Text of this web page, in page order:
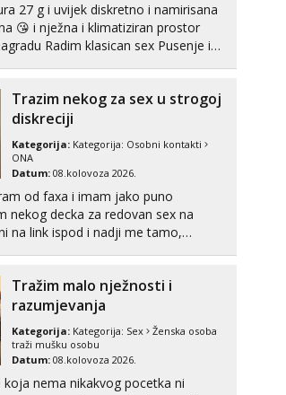
- mob:1,12€ min
- mob:1,12€ min
:)
064/677-677- Kod: #69
- mob:1,12€ min
Obavijesti me kada se oslobodi
064/677-677- Kod: #04
- mob:1,12€ min
27 g i uvijek diskretno i namirisana
😘 i nježna i klimatiziran prostor
sex Pusenje i
Wha...Trazim nekog za sex u strogoj
diskreciji
Kategorija: Kategorija: Osobni kontakti
ONA
Datum: 08.kolovoza 2026.
od faxa i imam jako puno
nekog decka za redovan sex na
Tražim malo nježnosti i
razumjevanja
Kategorija: Kategorija: Sex
Ženska osoba
traži mušku osobu
Datum: 08.kolovoza 2026.
nema nikakvog pocetka ni